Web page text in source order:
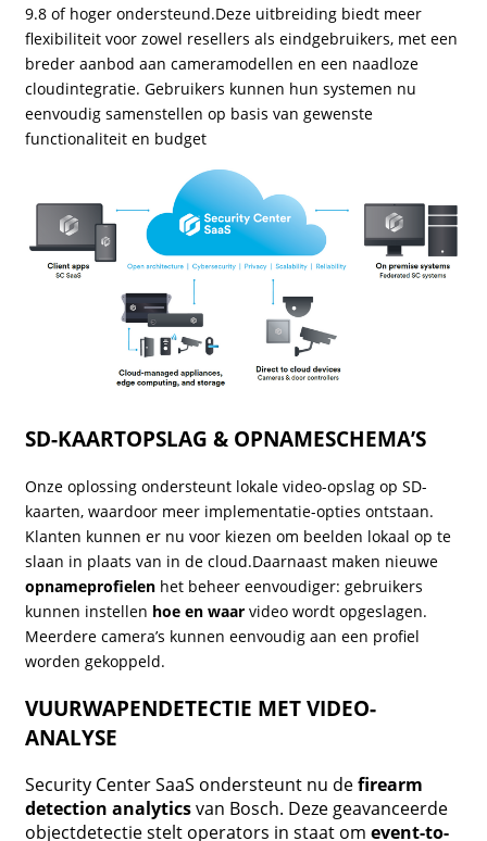
9.8 of hoger ondersteund.Deze uitbreiding biedt meer
flexibiliteit voor zowel resellers als eindgebruikers, met een
breder aanbod aan cameramodellen en een naadloze
cloudintegratie. Gebruikers kunnen hun systemen nu
eenvoudig samenstellen op basis van gewenste
functionaliteit en budget
SD-KAARTOPSLAG & OPNAMESCHEMA’S
Onze oplossing ondersteunt lokale video-opslag op SD-
kaarten, waardoor meer implementatie-opties ontstaan.
Klanten kunnen er nu voor kiezen om beelden lokaal op te
slaan in plaats van in de cloud.Daarnaast maken nieuwe
opnameprofielen het beheer eenvoudiger: gebruikers
kunnen instellen hoe en waar video wordt opgeslagen.
Meerdere camera’s kunnen eenvoudig aan een profiel
worden gekoppeld.
VUURWAPENDETECTIE MET VIDEO-
ANALYSE
Security Center SaaS ondersteunt nu defirearm
detection analyticsvan Bosch. Deze geavanceerde
objectdetectie stelt operators in staat omevent-to-